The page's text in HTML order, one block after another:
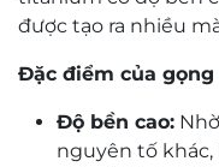
được tạo ra nhiều
Đặc điểm của
Độ bền cao:
nguyên tố